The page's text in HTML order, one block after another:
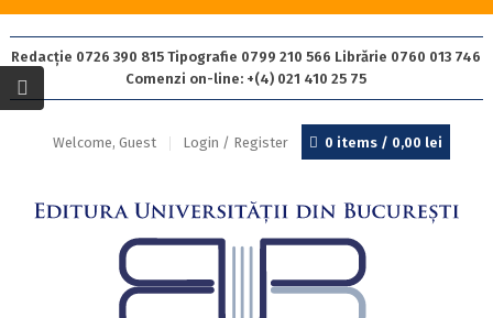
Redacție 0726 390 815 Tipografie 0799 210 566 Librărie 0760 013 746
Comenzi on-line: +(4) 021 410 25 75
Welcome, Guest Login / Register 0 items / 0,00 lei